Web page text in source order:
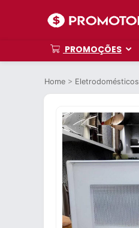
PROMOÇÕES
Home > Eletrodomésticos